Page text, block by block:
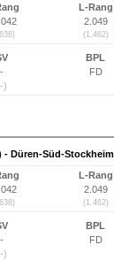
L-Rang
2.049
(1.462)
-
)
BPL
FD
- Düren-Süd-
L-Rang
2.049
(1.462)
-
)
BPL
FD